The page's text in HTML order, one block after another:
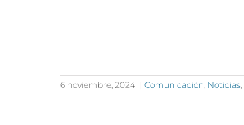
6 noviembre, 2024 | Comunicación, Noticias,